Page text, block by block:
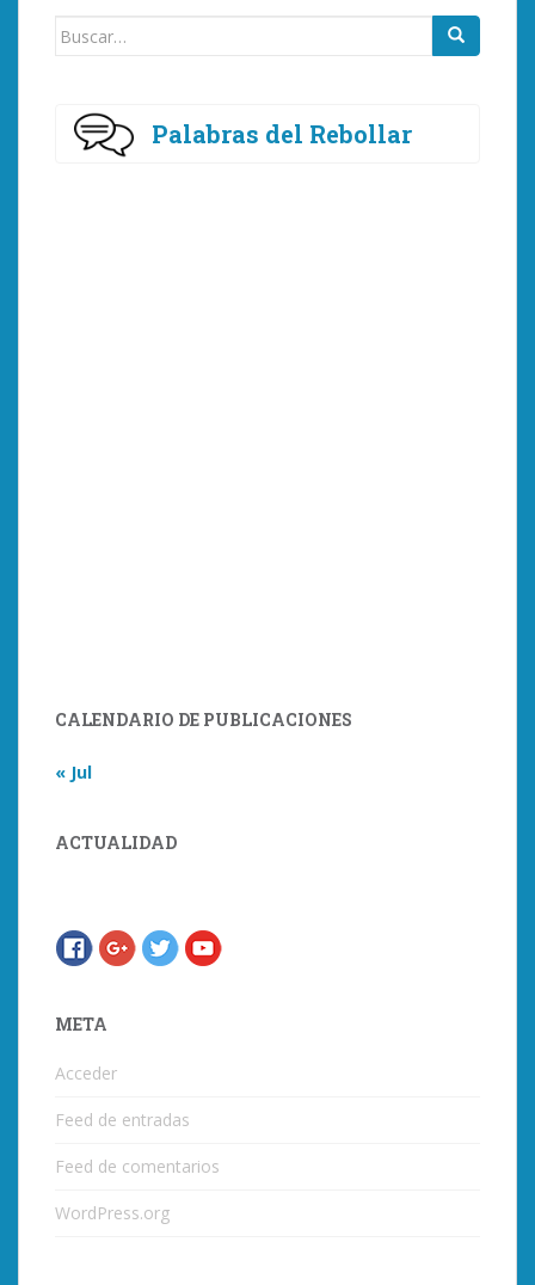
Buscar:
Palabras del Rebollar
CALENDARIO DE PUBLICACIONES
« Jul
ACTUALIDAD
META
Acceder
Feed de entradas
Feed de comentarios
WordPress.org